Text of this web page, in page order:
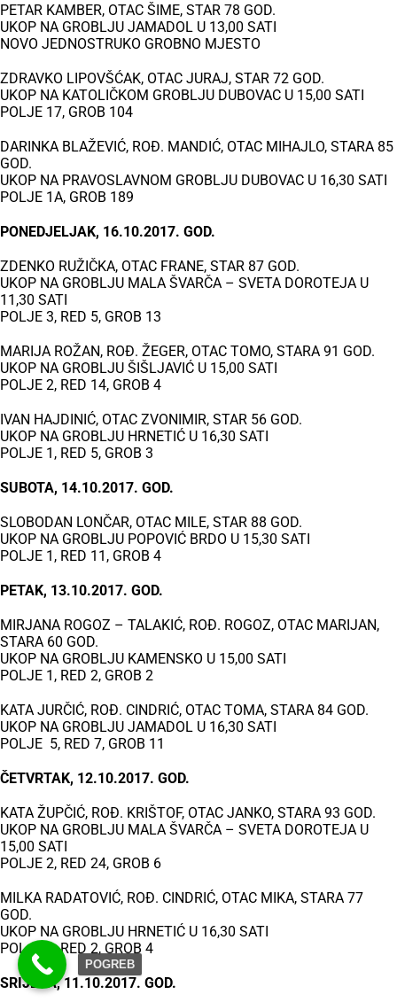
PETAR KAMBER, OTAC ŠIME, STAR 78 GOD.
UKOP NA GROBLJU JAMADOL U 13,00 SATI
NOVO JEDNOSTRUKO GROBNO MJESTO
ZDRAVKO LIPOVŠĆAK, OTAC JURAJ, STAR 72 GOD.
UKOP NA KATOLIČKOM GROBLJU DUBOVAC U 15,00 SATI
POLJE 17, GROB 104
DARINKA BLAŽEVIĆ, ROĐ. MANDIĆ, OTAC MIHAJLO, STARA 85
GOD.
UKOP NA PRAVOSLAVNOM GROBLJU DUBOVAC U 16,30 SATI
POLJE 1A, GROB 189
PONEDJELJAK, 16.10.2017. GOD.
ZDENKO RUŽIČKA, OTAC FRANE, STAR 87 GOD.
UKOP NA GROBLJU MALA ŠVARČA – SVETA DOROTEJA U
11,30 SATI
POLJE 3, RED 5, GROB 13
MARIJA ROŽAN, ROĐ. ŽEGER, OTAC TOMO, STARA 91 GOD.
UKOP NA GROBLJU ŠIŠLJAVIĆ U 15,00 SATI
POLJE 2, RED 14, GROB 4
IVAN HAJDINIĆ, OTAC ZVONIMIR, STAR 56 GOD.
UKOP NA GROBLJU HRNETIĆ U 16,30 SATI
POLJE 1, RED 5, GROB 3
SUBOTA, 14.10.2017. GOD.
SLOBODAN LONČAR, OTAC MILE, STAR 88 GOD.
UKOP NA GROBLJU POPOVIĆ BRDO U 15,30 SATI
POLJE 1, RED 11, GROB 4
PETAK, 13.10.2017. GOD.
MIRJANA ROGOZ – TALAKIĆ, ROĐ. ROGOZ, OTAC MARIJAN,
STARA 60 GOD.
UKOP NA GROBLJU KAMENSKO U 15,00 SATI
POLJE 1, RED 2, GROB 2
KATA JURČIĆ, ROĐ. CINDRIĆ, OTAC TOMA, STARA 84 GOD.
UKOP NA GROBLJU JAMADOL U 16,30 SATI
POLJE 5, RED 7, GROB 11
ČETVRTAK, 12.10.2017. GOD.
KATA ŽUPČIĆ, ROĐ. KRIŠTOF, OTAC JANKO, STARA 93 GOD.
UKOP NA GROBLJU MALA ŠVARČA – SVETA DOROTEJA U
15,00 SATI
POLJE 2, RED 24, GROB 6
MILKA RADATOVIĆ, ROĐ. CINDRIĆ, OTAC MIKA, STARA 77
GOD.
UKOP NA GROBLJU HRNETIĆ U 16,30 SATI
POLJE 2, RED 2, GROB 4
SRIJEDA, 11.10.2017. GOD.
POGREB